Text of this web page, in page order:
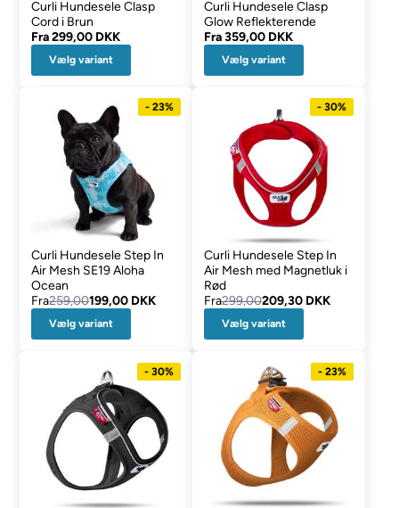
Curli Hundesele Clasp
Cord i Brun
Fra299,00 DKK
Vælg variant
Curli Hundesele Clasp
Glow Reflekterende
Fra359,00 DKK
Vælg variant
- 23%
Curli Hundesele Step In
Air Mesh SE19 Aloha
Ocean
Fra259,00199,00 DKK
Vælg variant
- 30%
Curli Hundesele Step In
Air Mesh med Magnetluk i
Rød
Fra299,00209,30 DKK
Vælg variant
- 30% - 23%